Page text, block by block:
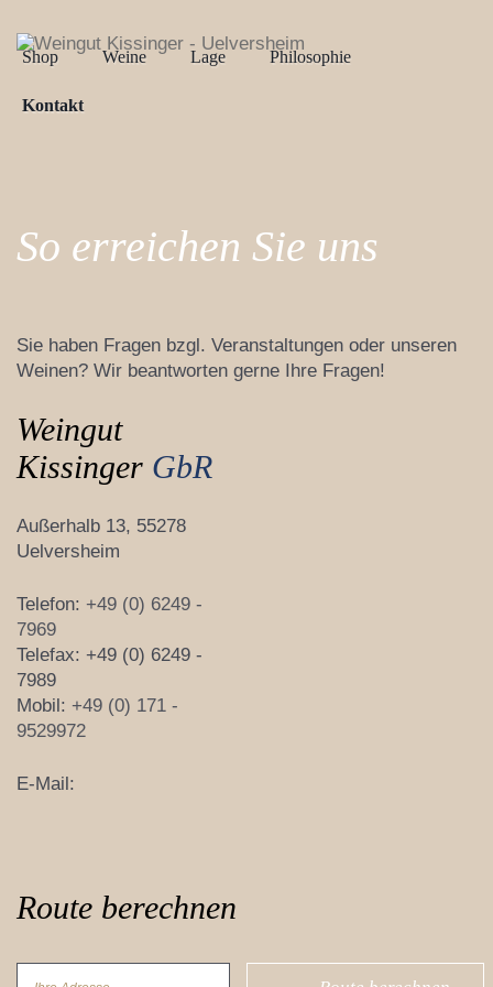
Shop Weine Lage Philosophie
Kontakt
So erreichen Sie uns
Sie haben Fragen bzgl. Veranstaltungen oder unseren
Weinen? Wir beantworten gerne Ihre Fragen!
Weingut
Kissinger GbR
Außerhalb 13, 55278
Uelversheim
Telefon: +49 (0) 6249 -
7969
Telefax: +49 (0) 6249 -
7989
Mobil: +49 (0) 171 -
9529972
E-Mail:
Route berechnen